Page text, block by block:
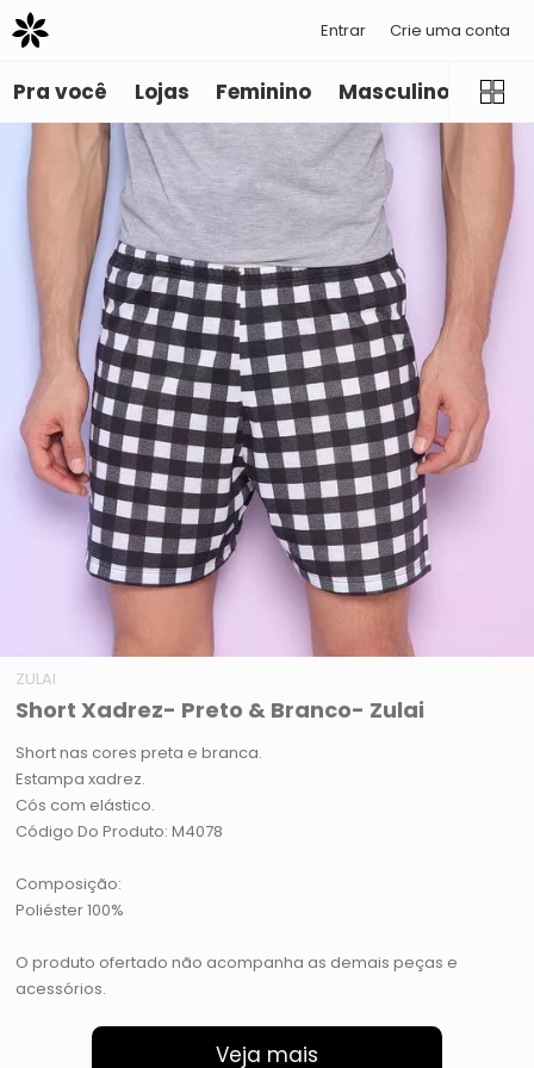
Entrar Crie uma conta
Pra você Lojas Feminino Masculino
ZULAI
Short Xadrez- Preto & Branco- Zulai
Short nas cores preta e branca.
Estampa xadrez.
Cós com elástico.
Código Do Produto: M4078
Composição:
Poliéster 100%
O produto ofertado não acompanha as demais peças e
acessórios.
Veja mais